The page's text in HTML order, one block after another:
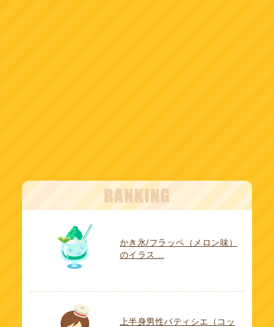
かき氷/フラッペ（メロン味）
のイラス…
上半身男性パティシエ（コッ